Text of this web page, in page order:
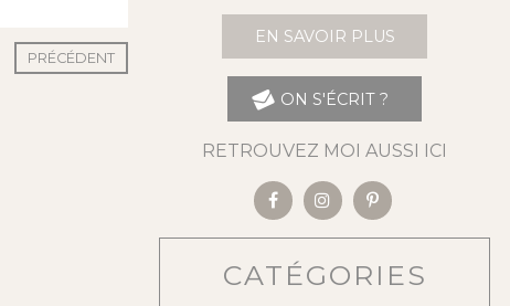
PRÉCÉDENT
EN SAVOIR PLUS
ON S'ÉCRIT ?
RETROUVEZ MOI AUSSI ICI
CATÉGORIES